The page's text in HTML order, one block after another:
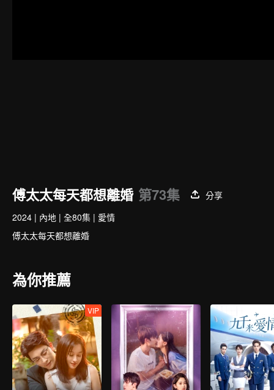
傅太太每天都想離婚 第73集
分享
2024 | 內地 | 全80集 | 愛情
傅太太每天都想離婚
為你推薦
VIP